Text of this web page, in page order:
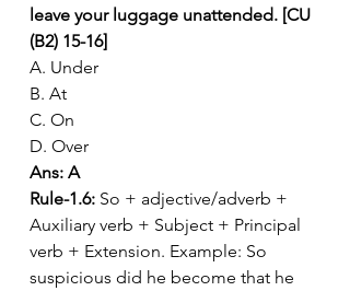
leave your luggage unattended. [CU
(B2) 15-16]
A. Under
B. At
C. On
D. Over
Ans: A
Rule-1.6: So + adjective/adverb +
Auxiliary verb + Subject + Principal
verb + Extension. Example: So
suspicious did he become that he